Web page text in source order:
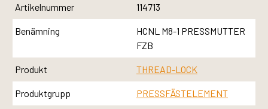
Artikelnummer 114713
Benämning
HCNL M8-1 PRESSMUTTER
FZB
Produkt THREAD-LOCK
Produktgrupp PRESSFÄSTELEMENT